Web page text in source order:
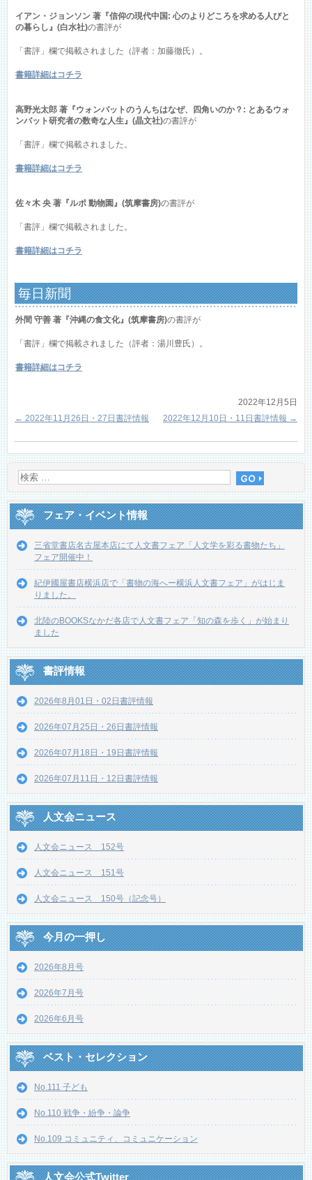
イアン・ジョンソン 著『信仰の現代中国: 心のよりどころを求める人びと
の暮らし』(白水社)の書評が
「書評」欄で掲載されました（評者：加藤徹氏）。
書籍詳細はコチラ
高野光太郎 著『ウォンバットのうんちはなぜ、四角いのか？: とあるウォ
ンバット研究者の数奇な人生』(晶文社)の書評が
「書評」欄で掲載されました。
書籍詳細はコチラ
佐々木 央 著『ルポ 動物園』(筑摩書房)の書評が
「書評」欄で掲載されました。
書籍詳細はコチラ
毎日新聞
外間 守善 著『沖縄の食文化』(筑摩書房)の書評が
「書評」欄で掲載されました（評者：湯川豊氏）。
書籍詳細はコチラ
2022年12月5日
← 2022年11月26日・27日書評情報 2022年12月10日・11日書評情報 →
フェア・イベント情報
三省堂書店名古屋本店にて人文書フェア「人文学を彩る書物たち」
フェア開催中！
紀伊國屋書店横浜店で「書物の海へー横浜人文書フェア」がはじま
りました。
北陸のBOOKSなかだ各店で人文書フェア「知の森を歩く」が始まり
ました
書評情報
2026年8月01日・02日書評情報
2026年07月25日・26日書評情報
2026年07月18日・19日書評情報
2026年07月11日・12日書評情報
人文会ニュース
人文会ニュース 152号
人文会ニュース 151号
人文会ニュース 150号（記念号）
今月の一押し
2026年8月号
2026年7月号
2026年6月号
ベスト・セレクション
No.111 子ども
No.110 戦争・紛争・論争
No.109 コミュニティ、コミュニケーション
人文会公式Twitter